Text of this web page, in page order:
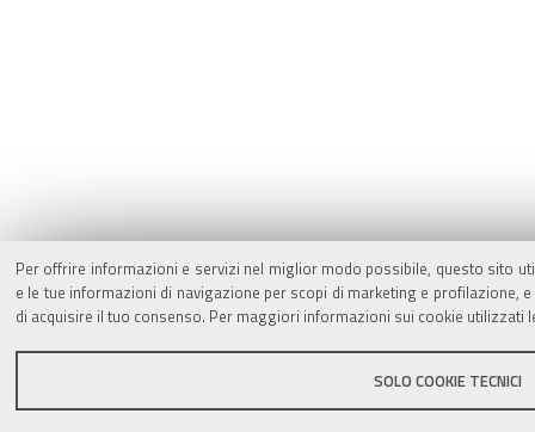
Per offrire informazioni e servizi nel miglior modo possibile, questo sito
e le tue informazioni di navigazione per scopi di marketing e
di acquisire il tuo consenso. Per maggiori informazioni sui cookie utilizzati
SOLO COOKIE TECNICI